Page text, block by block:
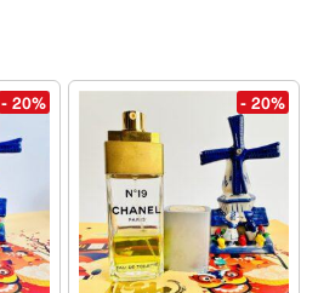
- 20% - 20%